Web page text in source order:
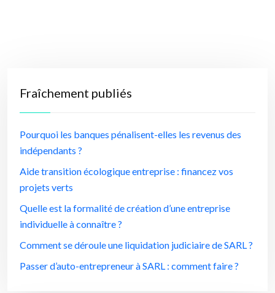
Fraîchement publiés
Pourquoi les banques pénalisent-elles les revenus des
indépendants ?
Aide transition écologique entreprise : financez vos
projets verts
Quelle est la formalité de création d’une entreprise
individuelle à connaître ?
Comment se déroule une liquidation judiciaire de SARL ?
Passer d’auto-entrepreneur à SARL : comment faire ?